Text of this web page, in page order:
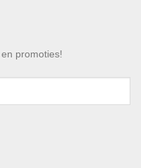
promoties!